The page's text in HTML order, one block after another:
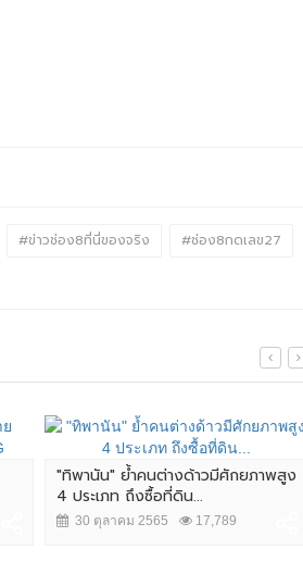
#ข่าวช่อง8ที่นี่ของจริง
#ช่อง8กดเลข27
"ทิพานัน" ย้ำคนต่างด้าวมีศักยภาพสูง
4 ประเภท ถึงซื้อที่ดิน...
30 ตุลาคม 2565 17,789